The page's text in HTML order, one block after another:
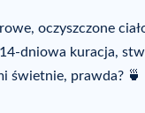
oczyszczone
dniowa kuracja,
świetnie, prawda? 🍵